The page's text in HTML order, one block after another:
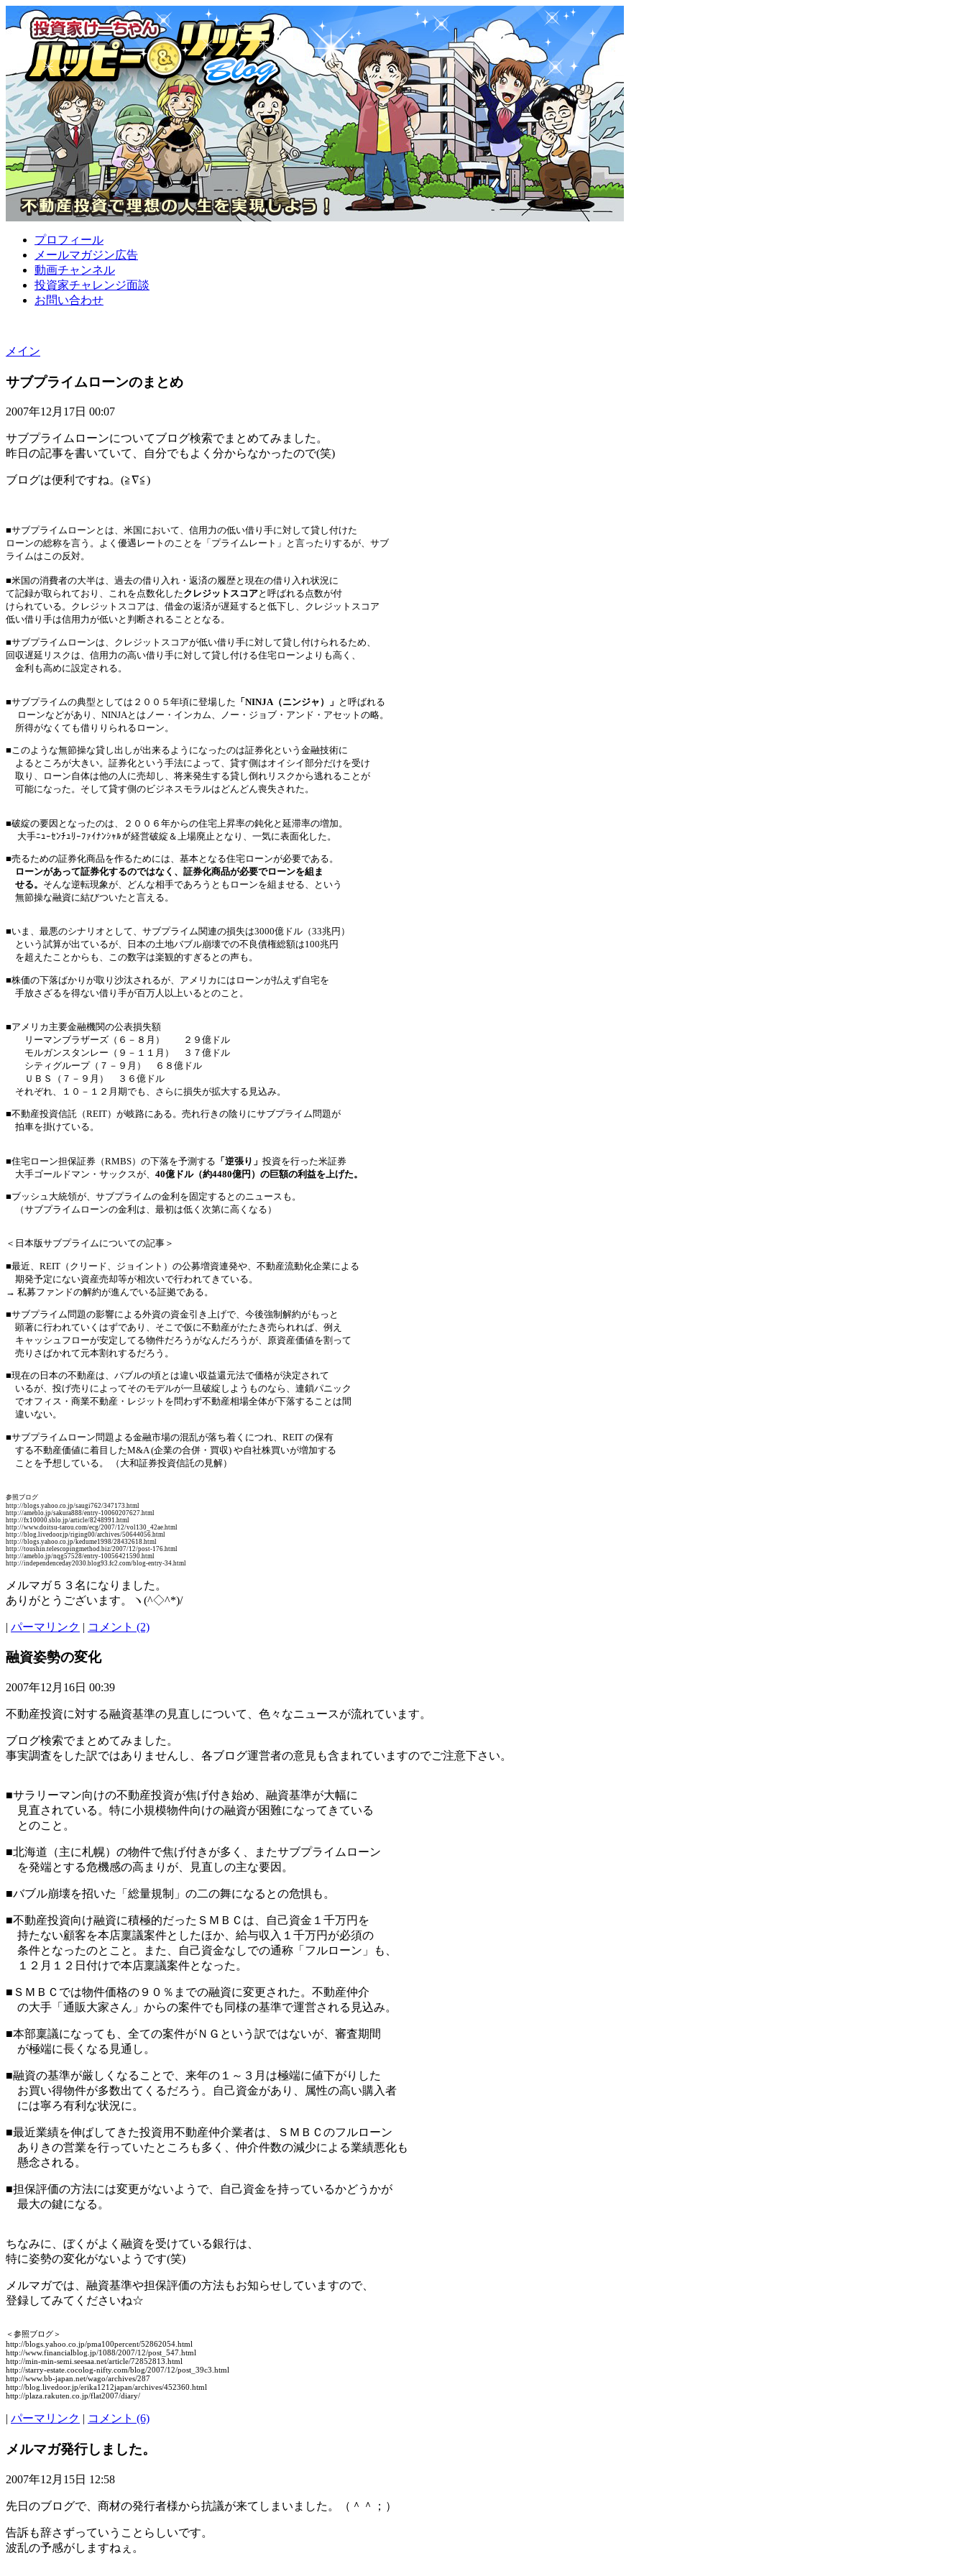
プロフィール
メールマガジン広告
動画チャンネル
投資家チャレンジ面談
お問い合わせ
メイン
サブプライムローンのまとめ
2007年12月17日 00:07
サブプライムローンについてブログ検索でまとめてみました。
昨日の記事を書いていて、自分でもよく分からなかったので(笑)
ブログは便利ですね。(≧∇≦)
■サブプライムローンとは、米国において、信用力の低い借り手に対して貸し付けた
ローンの総称を言う。よく優遇レートのことを「プライムレート」と言ったりするが、サブ
ライムはこの反対。
■米国の消費者の大半は、過去の借り入れ・返済の履歴と現在の借り入れ状況に
て記録が取られており、これを点数化したクレジットスコアと呼ばれる点数が付
けられている。クレジットスコアは、借金の返済が遅延すると低下し、クレジットスコア
低い借り手は信用力が低いと判断されることとなる。
■サブプライムローンは、クレジットスコアが低い借り手に対して貸し付けられるため、
回収遅延リスクは、信用力の高い借り手に対して貸し付ける住宅ローンよりも高く、
金利も高めに設定される。
■サブプライムの典型としては２００５年頃に登場した 「NINJA（ニンジャ）」 と呼ばれる
ローンなどがあり、NINJAとはノー・インカム、ノー・ジョブ・アンド・アセットの略。
所得がなくても借りりられるローン。
■このような無節操な貸し出しが出来るようになったのは証券化という金融技術に
よるところが大きい。証券化という手法によって、貸す側はオイシイ部分だけを受け
取り、ローン自体は他の人に売却し、将来発生する貸し倒れリスクから逃れることが
可能になった。そして貸す側のビジネスモラルはどんどん喪失された。
■破綻の要因となったのは、２００６年からの住宅上昇率の鈍化と延滞率の増加。
大手ﾆｭｰｾﾝﾁｭﾘｰﾌｧｲﾅﾝｼｬﾙが経営破綻＆上場廃止となり、一気に表面化した。
■売るための証券化商品を作るためには、基本となる住宅ローンが必要である。
ローンがあって証券化するのではなく、証券化商品が必要でローンを組ま
せる。 そんな逆転現象が、どんな相手であろうともローンを組ませる、という
無節操な融資に結びついたと言える。
■いま、最悪のシナリオとして、サブプライム関連の損失は3000億ドル（33兆円）
という試算が出ているが、日本の土地バブル崩壊での不良債権総額は100兆円
を超えたことからも、この数字は楽観的すぎるとの声も。
■株価の下落ばかりが取り沙汰されるが、アメリカにはローンが払えず自宅を
手放さざるを得ない借り手が百万人以上いるとのこと。
■アメリカ主要金融機関の公表損失額
リーマンブラザーズ（６－８月） ２９億ドル
モルガンスタンレー（９－１１月） ３７億ドル
シティグループ（７－９月） ６８億ドル
ＵＢＳ（７－９月） ３６億ドル
それぞれ、１０－１２月期でも、さらに損失が拡大する見込み。
■不動産投資信託（REIT）が岐路にある。売れ行きの陰りにサブプライム問題が
拍車を掛けている。
■住宅ローン担保証券（RMBS）の下落を予測する 「逆張り」 投資を行った米証券
大手ゴールドマン・サックスが、 40億ドル（約4480億円）の巨額の利益を上げた。
■ブッシュ大統領が、サブプライムの金利を固定するとのニュースも。
（サブプライムローンの金利は、最初は低く次第に高くなる）
＜日本版サブプライムについての記事＞
■最近、REIT（クリード、ジョイント）の公募増資連発や、不動産流動化企業による
期発予定にない資産売却等が相次いで行われてきている。
→ 私募ファンドの解約が進んでいる証拠である。
■サブプライム問題の影響による外資の資金引き上げで、今後強制解約がもっと
顕著に行われていくはずであり、そこで仮に不動産がたたき売られれば、例え
キャッシュフローが安定してる物件だろうがなんだろうが、原資産価値を割って
売りさばかれて元本割れするだろう。
■現在の日本の不動産は、バブルの頃とは違い収益還元法で価格が決定されて
いるが、投げ売りによってそのモデルが一旦破綻しようものなら、連鎖パニック
でオフィス・商業不動産・レジットを問わず不動産相場全体が下落することは間
違いない。
■サブプライムローン問題よる金融市場の混乱が落ち着くにつれ、REIT の保有
する不動産価値に着目したM&A (企業の合併・買収) や自社株買いが増加する
ことを予想している。 （大和証券投資信託の見解）
参照ブログ
http://blogs.yahoo.co.jp/saugi762/347173.html
http://ameblo.jp/sakura888/entry-10060207627.html
http://fx10000.sblo.jp/article/8248991.html
http://www.doitsu-tarou.com/ecg/2007/12/vol130_42ae.html
http://blog.livedoor.jp/riging00/archives/50644056.html
http://blogs.yahoo.co.jp/kedume1998/28432618.html
http://toushin.telescopingmethod.biz/2007/12/post-176.html
http://ameblo.jp/nqg57528/entry-10056421590.html
http://independenceday2030.blog93.fc2.com/blog-entry-34.html
メルマガ５３名になりました。
ありがとうございます。ヽ(^◇^*)/
| パーマリンク | コメント (2)
融資姿勢の変化
2007年12月16日 00:39
不動産投資に対する融資基準の見直しについて、色々なニュースが流れています。
ブログ検索でまとめてみました。
事実調査をした訳ではありませんし、各ブログ運営者の意見も含まれていますのでご注意下さい。
■サラリーマン向けの不動産投資が焦げ付き始め、融資基準が大幅に
見直されている。特に小規模物件向けの融資が困難になってきている
とのこと。
■北海道（主に札幌）の物件で焦げ付きが多く、またサブプライムローン
を発端とする危機感の高まりが、見直しの主な要因。
■バブル崩壊を招いた「総量規制」の二の舞になるとの危惧も。
■不動産投資向け融資に積極的だったＳＭＢＣは、自己資金１千万円を
持たない顧客を本店稟議案件としたほか、給与収入１千万円が必須の
条件となったのとこと。また、自己資金なしでの通称「フルローン」も、
１２月１２日付けで本店稟議案件となった。
■ＳＭＢＣでは物件価格の９０％までの融資に変更された。不動産仲介
の大手「通販大家さん」からの案件でも同様の基準で運営される見込み。
■本部稟議になっても、全ての案件がＮＧという訳ではないが、審査期間
が極端に長くなる見通し。
■融資の基準が厳しくなることで、来年の１～３月は極端に値下がりした
お買い得物件が多数出てくるだろう。自己資金があり、属性の高い購入者
には寧ろ有利な状況に。
■最近業績を伸ばしてきた投資用不動産仲介業者は、ＳＭＢＣのフルローン
ありきの営業を行っていたところも多く、仲介件数の減少による業績悪化も
懸念される。
■担保評価の方法には変更がないようで、自己資金を持っているかどうかが
最大の鍵になる。
ちなみに、ぼくがよく融資を受けている銀行は、
特に姿勢の変化がないようです(笑)
メルマガでは、融資基準や担保評価の方法もお知らせしていますので、
登録してみてくださいね☆
＜参照ブログ＞
http://blogs.yahoo.co.jp/pma100percent/52862054.html
http://www.financialblog.jp/1088/2007/12/post_547.html
http://min-min-semi.seesaa.net/article/72852813.html
http://starry-estate.cocolog-nifty.com/blog/2007/12/post_39c3.html
http://www.bb-japan.net/wago/archives/287
http://blog.livedoor.jp/erika1212japan/archives/452360.html
http://plaza.rakuten.co.jp/flat2007/diary/
| パーマリンク | コメント (6)
メルマガ発行しました。
2007年12月15日 12:58
先日のブログで、商材の発行者様から抗議が来てしまいました。（＾＾；）
告訴も辞さずっていうことらしいです。
波乱の予感がしますねぇ。